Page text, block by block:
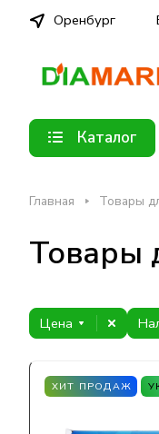
Оренбург
Каталог
Главная Товары
Товары
Цена
ХИТ ПРОДАЖ